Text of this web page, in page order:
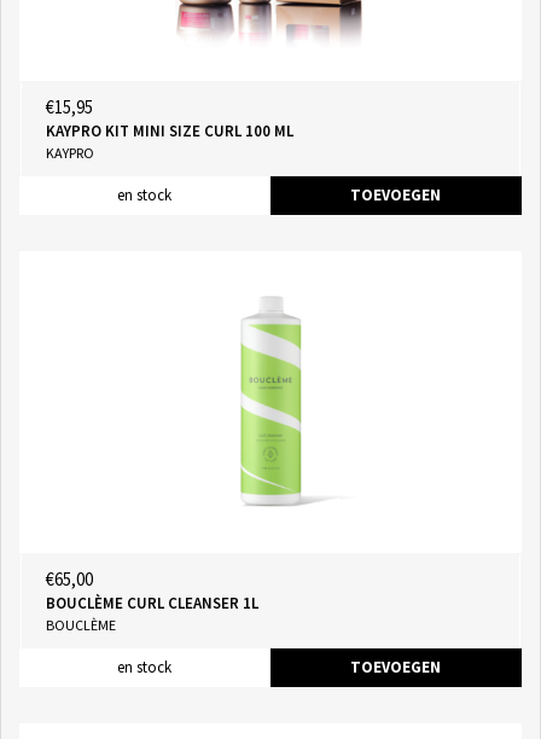
€15,95
KAYPRO KIT MINI SIZE CURL 100 ML
KAYPRO
en stock TOEVOEGEN
€65,00
BOUCLÈME CURL CLEANSER 1L
BOUCLÈME
en stock TOEVOEGEN